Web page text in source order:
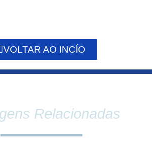
VOLTAR AO INCÍO
Relacionadas